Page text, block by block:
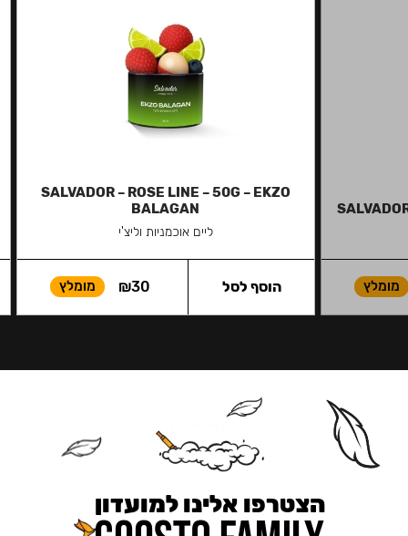
מומלץ
SALVADOR – ROSE LINE – 50G – EKZO
BALAGAN
ליים אוכמניות וליצ'י
₪30 מומלץ הוסף לסל
הצטרפו אלינו למועדון